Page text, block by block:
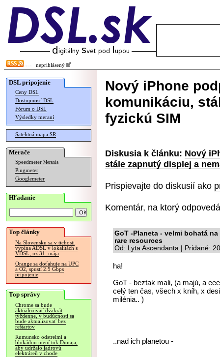
neprihlásený
DSL pripojenie
Ceny DSL
Dostupnosť DSL
Fórum o DSL
Výsledky meraní
Satelitná mapa SR
Merače
Speedmeter Merania
Pingmeter
Googlemeter
Hľadanie
Top články
Na Slovensku sa v tichosti
vypína ADSL v lokalitách s
VDSL, už 31. mája
Orange sa doťahuje na UPC
a O2, spustí 2.5 Gbps
pripojenie
Top správy
Chrome sa bude
aktualizovať dvakrát
týždenne, v budúcnosti sa
bude aktualizovať bez
reštartov
Rumunsko odstrelmi a
blokádou mení tok Dunaja,
aby udržalo jadrovú
elektráreň v chode
Nový iPhone
komunikáciu,
fyzickú SIM
Diskusia k článku: Nový
stále zapnutý displej a
Prispievajte do diskusií ako
Komentár, na ktorý
GoT -Planeta - velmi bohatá
rare resources
Od: Lyta Ascendanta | Pridané:
ha!
GoT - beztak mali, (a majú, a
celý ten čas, všech x kníh, x
milénia.. )
..nad ich planetou -